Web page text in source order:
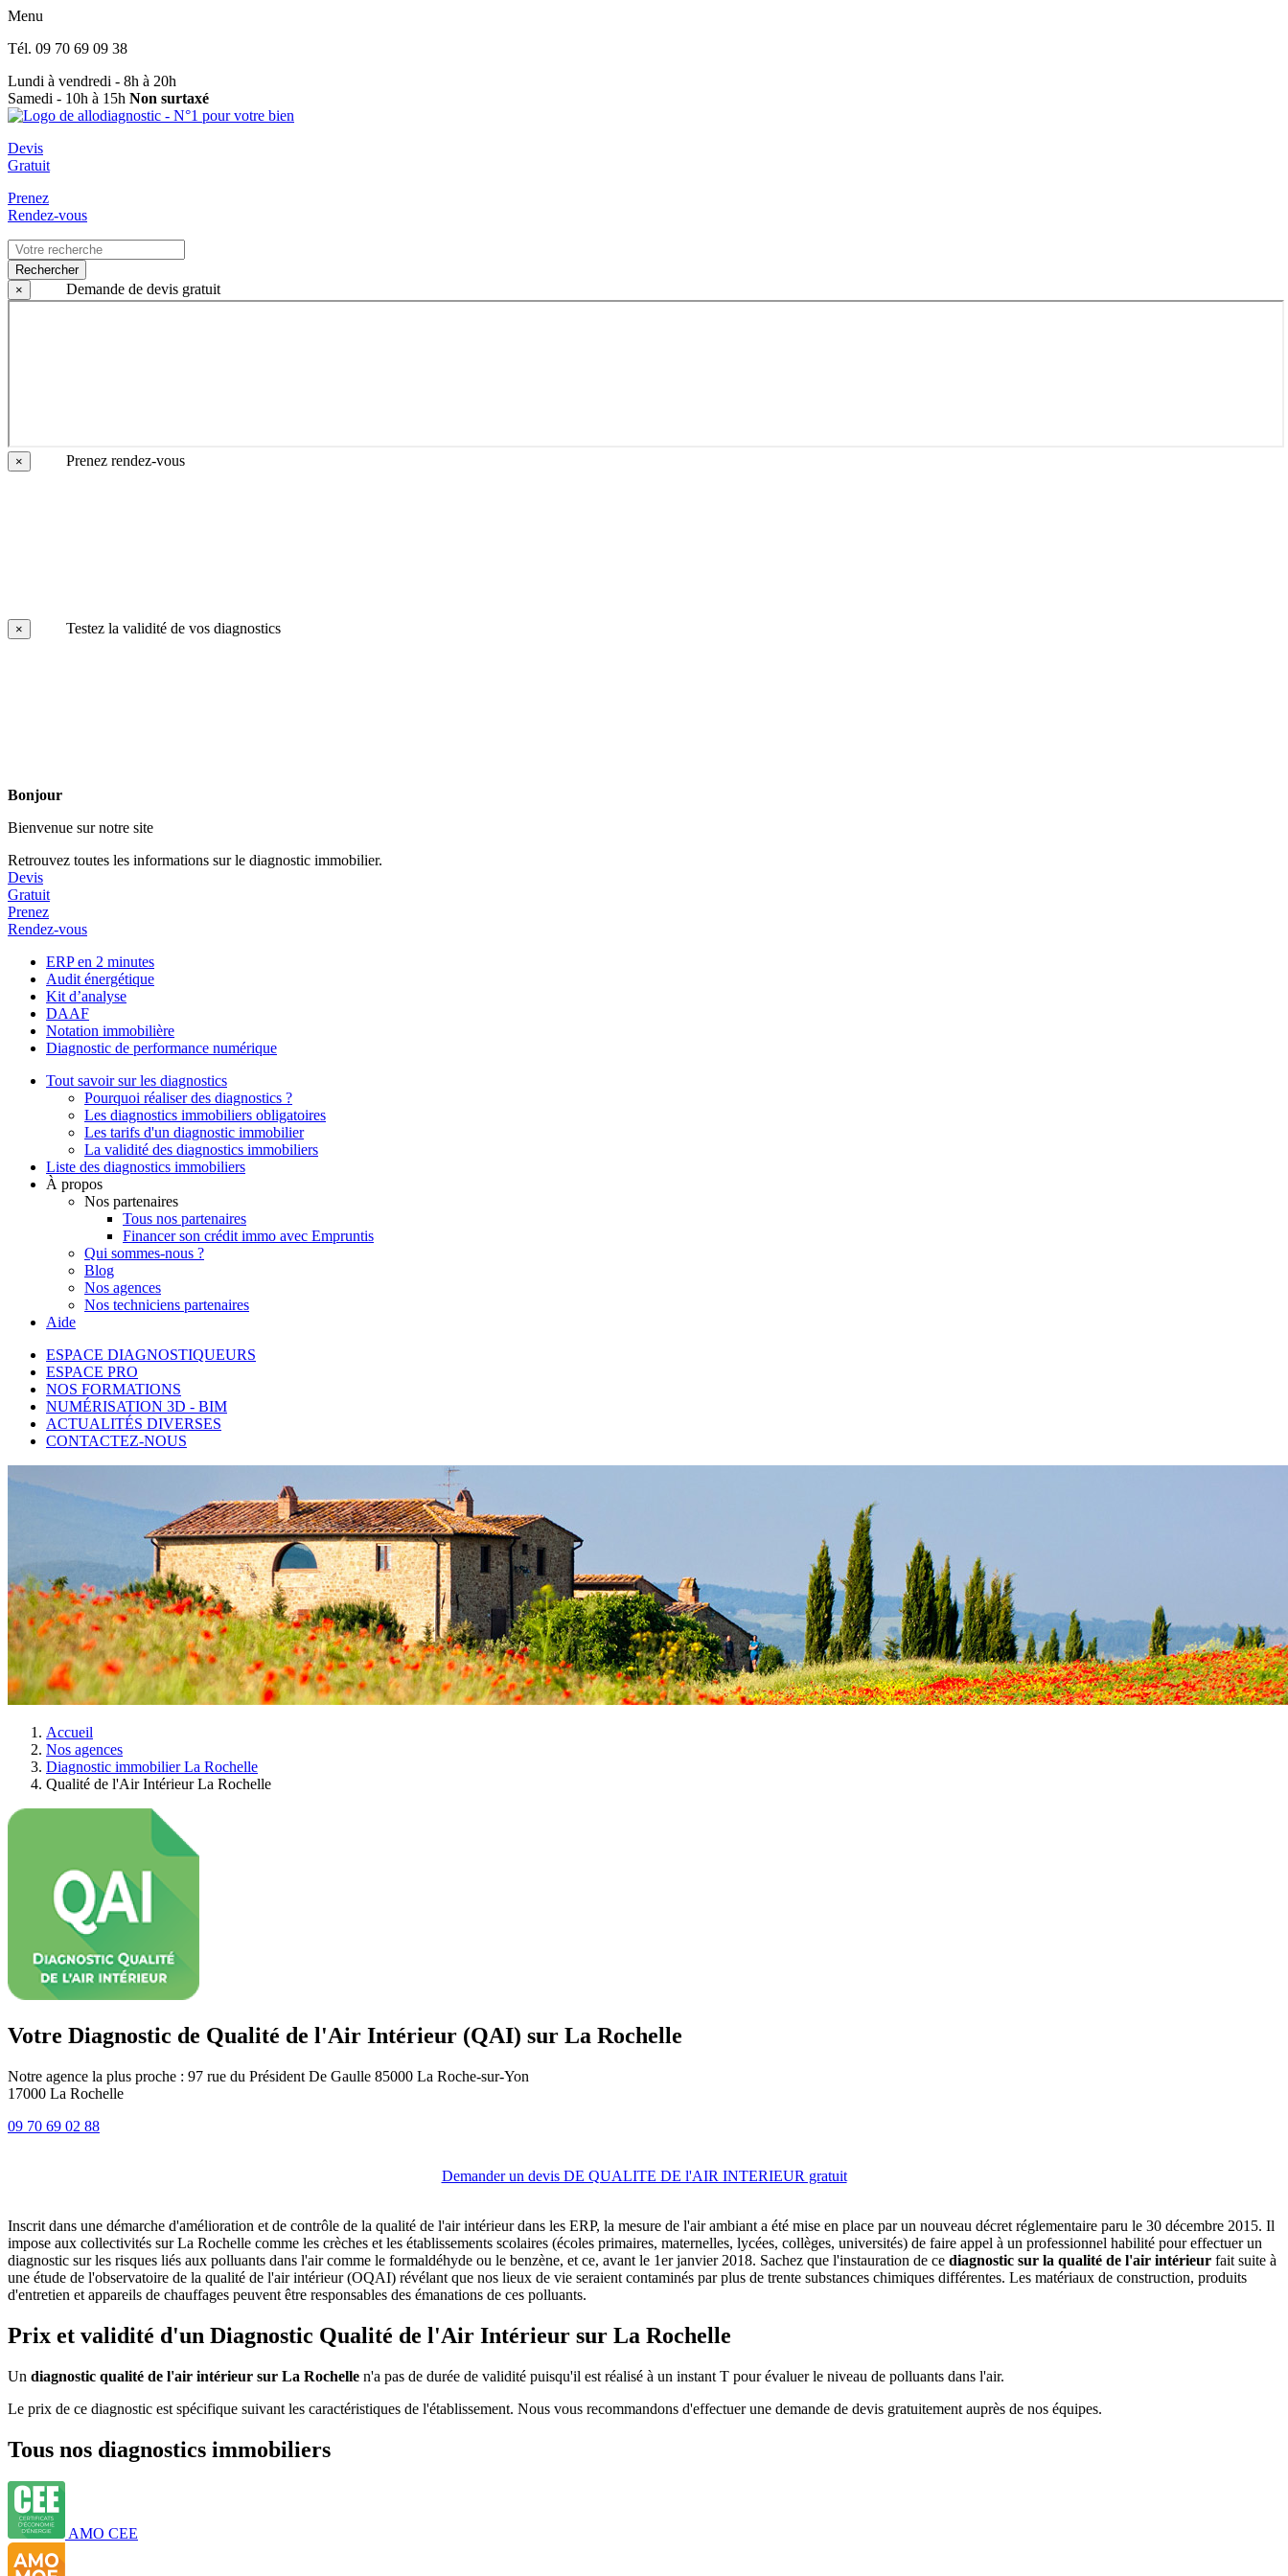
Menu
Tél. 09 70 69 09 38
Lundi à vendredi - 8h à 20h
Samedi - 10h à 15h Non surtaxé
Devis
Gratuit
Prenez
Rendez-vous
Rechercher
×
Demande de devis gratuit
× Prenez rendez-vous
× Testez la validité de vos diagnostics
Bonjour
Bienvenue sur notre site
Retrouvez toutes les informations sur le diagnostic immobilier.
Devis
Gratuit
Prenez
Rendez-vous
ERP en 2 minutes
Audit énergétique
Kit d’analyse
DAAF
Notation immobilière
Diagnostic de performance numérique
Tout savoir sur les diagnostics
Pourquoi réaliser des diagnostics ?
Les diagnostics immobiliers obligatoires
Les tarifs d'un diagnostic immobilier
La validité des diagnostics immobiliers
Liste des diagnostics immobiliers
À propos
Nos partenaires
Tous nos partenaires
Financer son crédit immo avec Empruntis
Qui sommes-nous ?
Blog
Nos agences
Nos techniciens partenaires
Aide
ESPACE DIAGNOSTIQUEURS
ESPACE PRO
NOS FORMATIONS
NUMÉRISATION 3D - BIM
ACTUALITÉS DIVERSES
CONTACTEZ-NOUS
Accueil
Nos agences
Diagnostic immobilier La Rochelle
Qualité de l'Air Intérieur La Rochelle
Votre Diagnostic de Qualité de l'Air Intérieur (QAI) sur La Rochelle
Notre agence la plus proche : 97 rue du Président De Gaulle 85000 La Roche-sur-Yon
17000 La Rochelle
09 70 69 02 88
Demander un devis DE QUALITE DE l'AIR INTERIEUR gratuit
Inscrit dans une démarche d'amélioration et de contrôle de la qualité de l'air intérieur dans les ERP, la mesure de l'air ambiant a été mise en place par un nouveau décret réglementaire paru le 30 décembre 2015. Il
impose aux collectivités sur La Rochelle comme les crèches et les établissements scolaires (écoles primaires, maternelles, lycées, collèges, universités) de faire appel à un professionnel habilité pour effectuer un
diagnostic sur les risques liés aux polluants dans l'air comme le formaldéhyde ou le benzène, et ce, avant le 1er janvier 2018. Sachez que l'instauration de ce diagnostic sur la qualité de l'air intérieur fait suite à
une étude de l'observatoire de la qualité de l'air intérieur (OQAI) révélant que nos lieux de vie seraient contaminés par plus de trente substances chimiques différentes. Les matériaux de construction, produits
d'entretien et appareils de chauffages peuvent être responsables des émanations de ces polluants.
Prix et validité d'un Diagnostic Qualité de l'Air Intérieur sur La Rochelle
Un diagnostic qualité de l'air intérieur sur La Rochelle n'a pas de durée de validité puisqu'il est réalisé à un instant T pour évaluer le niveau de polluants dans l'air.
Le prix de ce diagnostic est spécifique suivant les caractéristiques de l'établissement. Nous vous recommandons d'effectuer une demande de devis gratuitement auprès de nos équipes.
Tous nos diagnostics immobiliers
AMO CEE